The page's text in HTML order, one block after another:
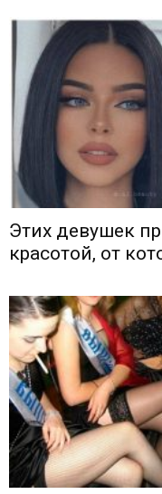
Этих девушек
красотой, от